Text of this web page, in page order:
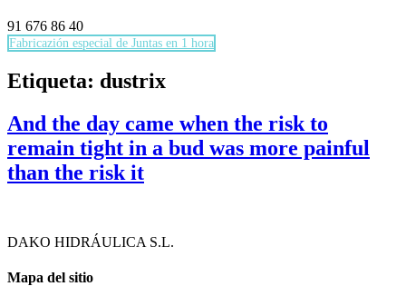
91 676 86 40
Fabricazión especial de Juntas en 1 hora
Etiqueta: dustrix
And the day came when the risk to
remain tight in a bud was more painful
than the risk it
DAKO HIDRÁULICA S.L.
Mapa del sitio
Necesarias
Estas
cookies no
opcionales.
Son
necesarias
para que
funcione la
acceder a
nuestro